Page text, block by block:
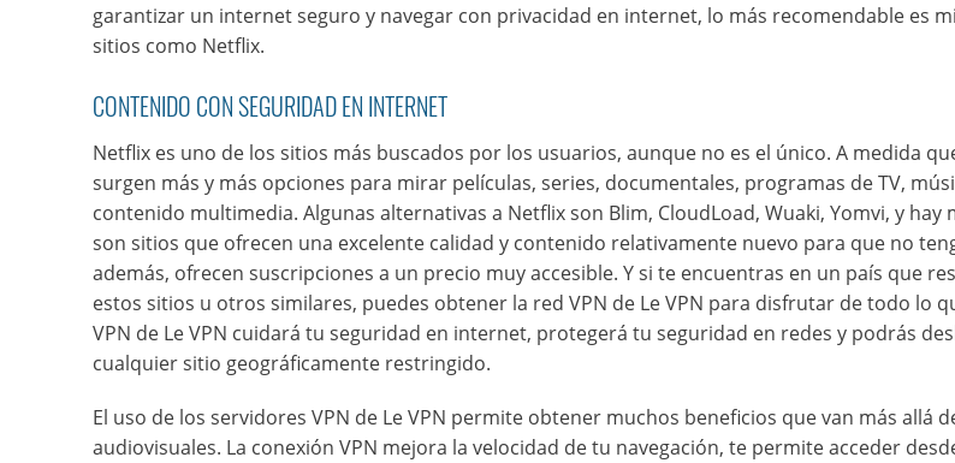
garantizar un internet seguro y navegar con privacidad en internet, lo más recomendable es
sitios como Netflix.
CONTENIDO CON SEGURIDAD EN INTERNET
Netflix es uno de los sitios más buscados por los usuarios, aunque no es el único. A medida
surgen más y más opciones para mirar películas, series, documentales, programas de TV,
contenido multimedia. Algunas alternativas a Netflix son Blim, CloudLoad, Wuaki, Yomvi, y hay
son sitios que ofrecen una excelente calidad y contenido relativamente nuevo para que no
además, ofrecen suscripciones a un precio muy accesible. Y si te encuentras en un país que
estos sitios u otros similares, puedes obtener la red VPN de Le VPN para disfrutar de todo lo
VPN de Le VPN cuidará tu seguridad en internet, protegerá tu seguridad en redes y podrás
cualquier sitio geográficamente restringido.
El uso de los servidores VPN de Le VPN permite obtener muchos beneficios que van más allá
audiovisuales. La conexión VPN mejora la velocidad de tu navegación, te permite acceder